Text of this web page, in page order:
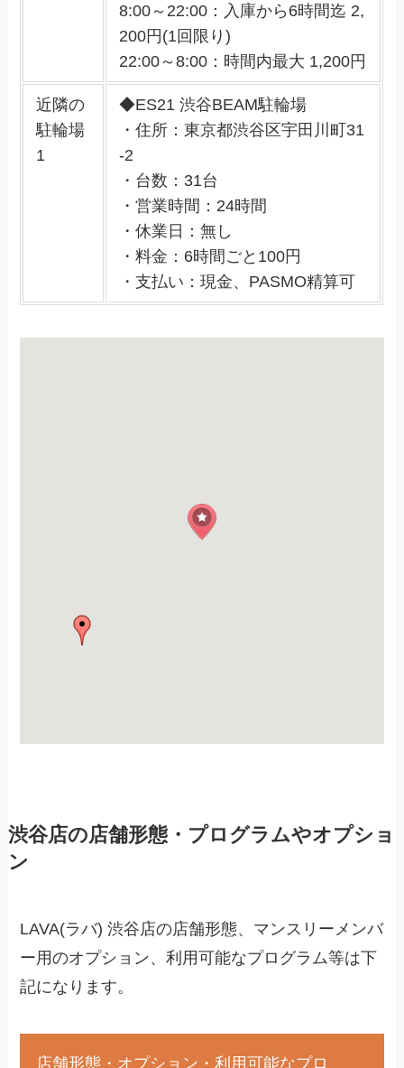
8:00～22:00：入庫から6時間迄 2,
200円(1回限り)
22:00～8:00：時間内最大 1,200円
近隣の
駐輪場
1
◆ES21 渋谷BEAM駐輪場
・住所：東京都渋谷区宇田川町31
-2
・台数：31台
・営業時間：24時間
・休業日：無し
・料金：6時間ごと100円
・支払い：現金、PASMO精算可
渋谷店の店舗形態・プログラムやオプショ
ン
LAVA(ラバ) 渋谷店の店舗形態、マンスリーメンバ
ー用のオプション、利用可能なプログラム等は下
記になります。
店舗形態・オプション・利用可能なプロ